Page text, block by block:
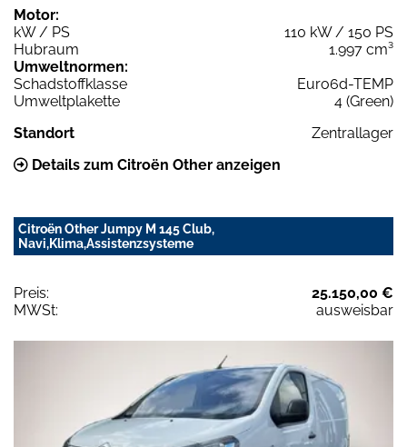
Motor:
kW / PS
110 kW / 150 PS
Hubraum
1.997 cm³
Umweltnormen:
Schadstoffklasse
Euro6d-TEMP
Umweltplakette
4 (Green)
Standort
Zentrallager
Details zum Citroën Other anzeigen
Citroën Other Jumpy M 145 Club,
Navi,Klima,Assistenzsysteme
Preis:
25.150,00 €
MWSt:
ausweisbar